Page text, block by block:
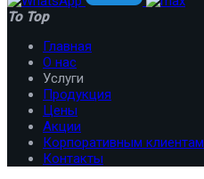
To Top
Главная
О нас
Услуги
Продукция
Цены
Акции
Корпоративным клиентам
Контакты